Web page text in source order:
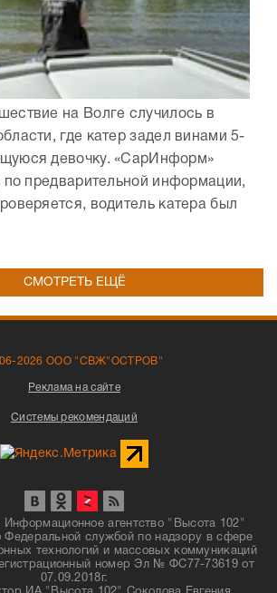
на Волге случилось в
где катер задел винами 5-
девочку. «СарИнформ»
по предварительной информации,
водитель катера был
СМОТРЕТЬ ЕЩЁ
2026 ООО "СВЖ"ОСТРОВ"
Реклама на сайте
Системы рекомендаций
Информационное агентство "Высота 102"
Федеральной службой по надзору в сфере
технологий и массовых коммуникаций
номер Эл № ФС77-73619 от
07.09.2018г.